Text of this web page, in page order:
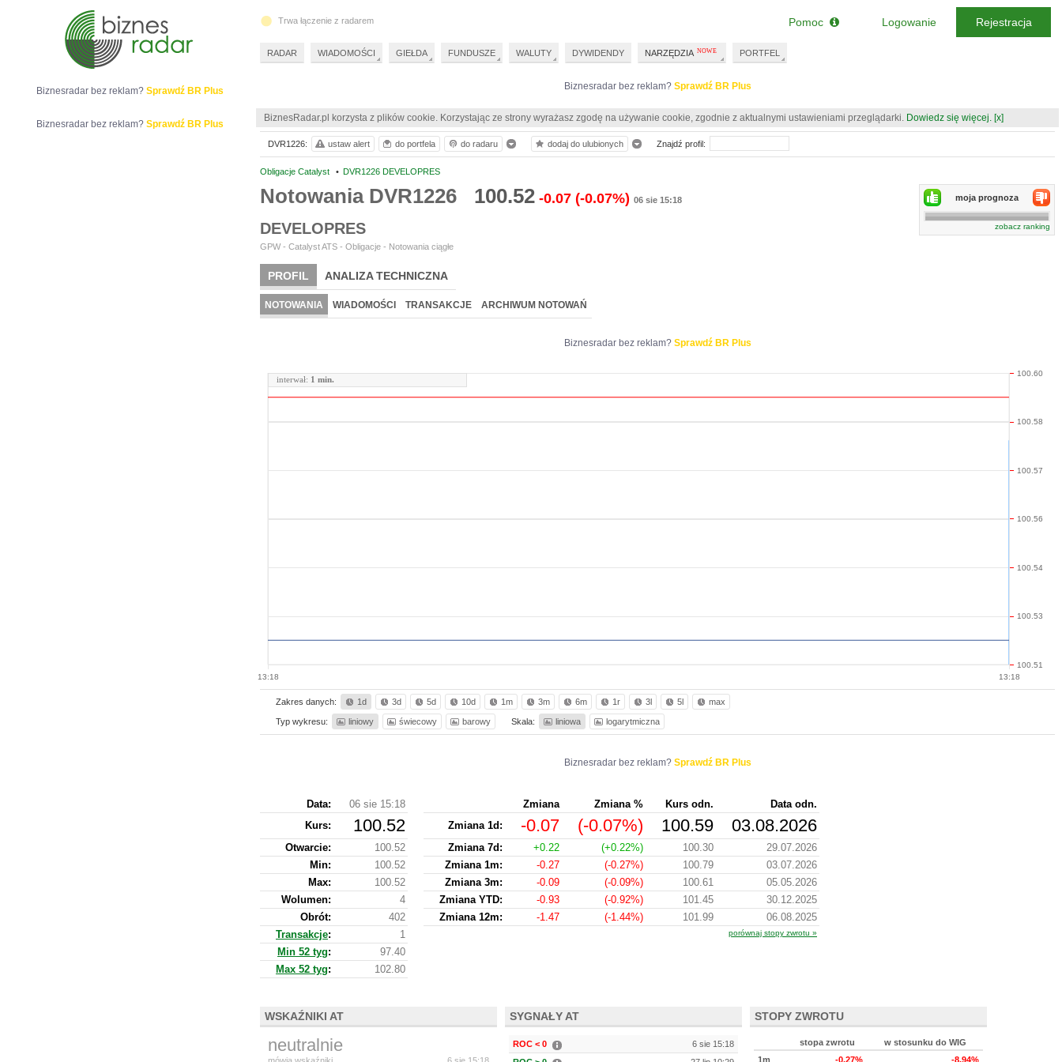
Biznesradar bez reklam? Sprawdź BR Plus
BiznesRadar.pl korzysta z plików cookie. Korzystając ze strony wyrażasz zgodę na używanie cookie, zgodnie z aktualnymi ustawieniami przeglądarki. Dowiedz się więcej. [x]
Obligacje Catalyst • DVR1226 DEVELOPRES
Notowania DVR1226 100.52 -0.07 (-0.07%) 06 sie 15:18
DEVELOPRES
GPW - Catalyst ATS - Obligacje - Notowania ciągłe
moja prognoza
zobacz ranking
PROFIL ANALIZA TECHNICZNA
NOTOWANIA WIADOMOŚCI TRANSAKCJE ARCHIWUM NOTOWAŃ
Biznesradar bez reklam? Sprawdź BR Plus
13:18 13:18
100.51
100.53
100.54
100.56
100.57
100.58
100.60
interwał: 1 min.
Zakres danych: 1d 3d 5d 10d 1m 3m 6m 1r 3l 5l max
Typ wykresu: liniowy świecowy barowy Skala: liniowa logarytmiczna
Biznesradar bez reklam? Sprawdź BR Plus
Data:
06 sie 15:18
Kurs: 100.52
Otwarcie:
100.52
Min:
100.52
Max:
100.52
Wolumen:
4
Obrót:
402
Transakcje:
1
Min 52 tyg:
97.40
Max 52 tyg: 102.80
Zmiana Zmiana % Kurs odn.
Data odn.
Zmiana 1d:
-0.07 (-0.07%) 100.59 03.08.2026
Zmiana 7d: +0.22 (+0.22%) 100.30
29.07.2026
Zmiana 1m:
-0.27 (-0.27%) 100.79
03.07.2026
Zmiana 3m:
-0.09 (-0.09%) 100.61
05.05.2026
Zmiana YTD:
-0.93 (-0.92%) 101.45
30.12.2025
Zmiana 12m:
-1.47 (-1.44%) 101.99 06.08.2025
porównaj stopy zwrotu »
WSKAŹNIKI AT
neutralnie
SYGNAŁY AT
ROC < 0
6 sie 15:18
STOPY ZWROTU
stopa zwrotu
w stosunku do WIG
1m
-0.27% -8.94%
DVR1226: ustaw alert do portfela do radaru dodaj do ulubionych Znajdź profil:
Biznesradar bez reklam? Sprawdź BR Plus
Biznesradar bez reklam? Sprawdź BR Plus
Trwa łączenie z radarem
RADAR WIADOMOŚCI GIEŁDA FUNDUSZE WALUTY DYWIDENDY NARZĘDZIA PORTFEL
Pomoc Logowanie Rejestracja